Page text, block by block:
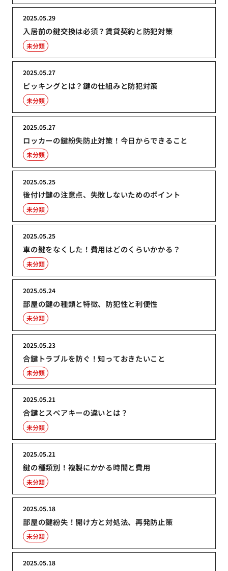
入居前の鍵交換は必須？賃貸契約と防犯対策
2025.05.29
未分類
ピッキングとは？鍵の仕組みと防犯対策
2025.05.27
未分類
ロッカーの鍵紛失防止対策！今日からできること
2025.05.27
未分類
後付け鍵の注意点、失敗しないためのポイント
2025.05.25
未分類
車の鍵をなくした！費用はどのくらいかかる？
2025.05.25
未分類
部屋の鍵の種類と特徴、防犯性と利便性
2025.05.24
未分類
合鍵トラブルを防ぐ！知っておきたいこと
2025.05.23
未分類
合鍵とスペアキーの違いとは？
2025.05.21
未分類
鍵の種類別！複製にかかる時間と費用
2025.05.21
未分類
部屋の鍵紛失！開け方と対処法、再発防止策
2025.05.18
未分類
2025.05.18